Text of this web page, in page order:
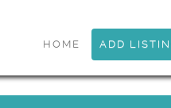
HOME ADD